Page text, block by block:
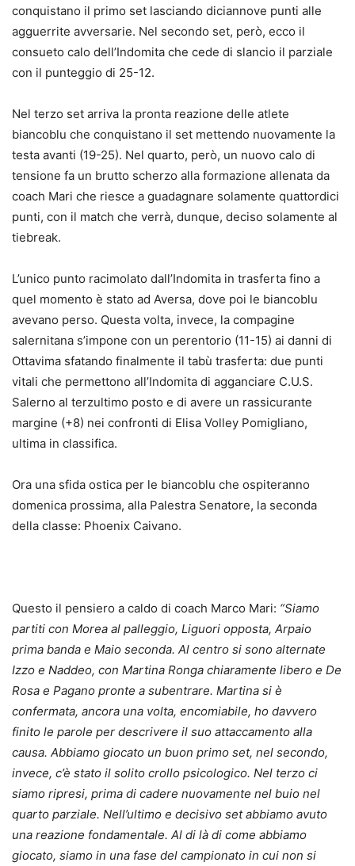
conquistano il primo set lasciando diciannove punti alle
agguerrite avversarie. Nel secondo set, però, ecco il
consueto calo dell’Indomita che cede di slancio il parziale
con il punteggio di 25-12.
Nel terzo set arriva la pronta reazione delle atlete
biancoblu che conquistano il set mettendo nuovamente la
testa avanti (19-25). Nel quarto, però, un nuovo calo di
tensione fa un brutto scherzo alla formazione allenata da
coach Mari che riesce a guadagnare solamente quattordici
punti, con il match che verrà, dunque, deciso solamente al
tiebreak.
L’unico punto racimolato dall’Indomita in trasferta fino a
quel momento è stato ad Aversa, dove poi le biancoblu
avevano perso. Questa volta, invece, la compagine
salernitana s’impone con un perentorio (11-15) ai danni di
Ottavima sfatando finalmente il tabù trasferta: due punti
vitali che permettono all’Indomita di agganciare C.U.S.
Salerno al terzultimo posto e di avere un rassicurante
margine (+8) nei confronti di Elisa Volley Pomigliano,
ultima in classifica.
Ora una sfida ostica per le biancoblu che ospiteranno
domenica prossima, alla Palestra Senatore, la seconda
della classe: Phoenix Caivano.
Questo il pensiero a caldo di coach Marco Mari: “Siamo
partiti con Morea al palleggio, Liguori opposta, Arpaio
prima banda e Maio seconda. Al centro si sono alternate
Izzo e Naddeo, con Martina Ronga chiaramente libero e De
Rosa e Pagano pronte a subentrare. Martina si è
confermata, ancora una volta, encomiabile, ho davvero
finito le parole per descrivere il suo attaccamento alla
causa. Abbiamo giocato un buon primo set, nel secondo,
invece, c’è stato il solito crollo psicologico. Nel terzo ci
siamo ripresi, prima di cadere nuovamente nel buio nel
quarto parziale. Nell’ultimo e decisivo set abbiamo avuto
una reazione fondamentale. Al di là di come abbiamo
giocato, siamo in una fase del campionato in cui non si